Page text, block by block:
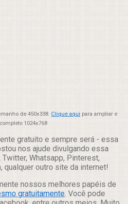
de 450x338. Clique aqui para ampliar e
1024x768
gratuito e sempre será - essa
nos ajude divulgando essa
Whatsapp, Pinterest,
qualquer outro site da internet!
nossos melhores papéis de
gratuitamente. Você pode